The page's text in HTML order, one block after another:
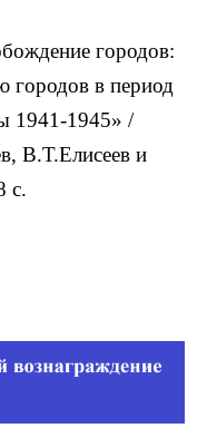
городов:
городов в период
1941-1945» /
В.Т.Елисеев и
с.